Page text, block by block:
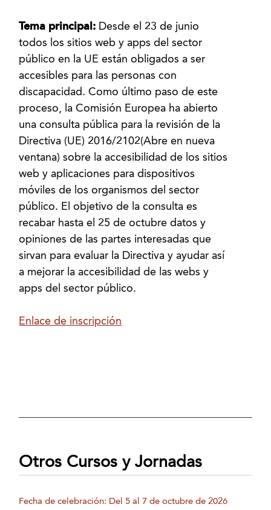
Tema principal: Desde el 23 de junio
todos los sitios web y apps del sector
público en la UE están obligados a ser
accesibles para las personas con
discapacidad. Como último paso de este
proceso, la Comisión Europea ha abierto
una consulta pública para la revisión de la
Directiva (UE) 2016/2102(Abre en nueva
ventana) sobre la accesibilidad de los sitios
web y aplicaciones para dispositivos
móviles de los organismos del sector
público. El objetivo de la consulta es
recabar hasta el 25 de octubre datos y
opiniones de las partes interesadas que
sirvan para evaluar la Directiva y ayudar así
a mejorar la accesibilidad de las webs y
apps del sector público.
Enlace de inscripción
Otros Cursos y Jornadas
Fecha de celebración: Del 5 al 7 de octubre de 2026